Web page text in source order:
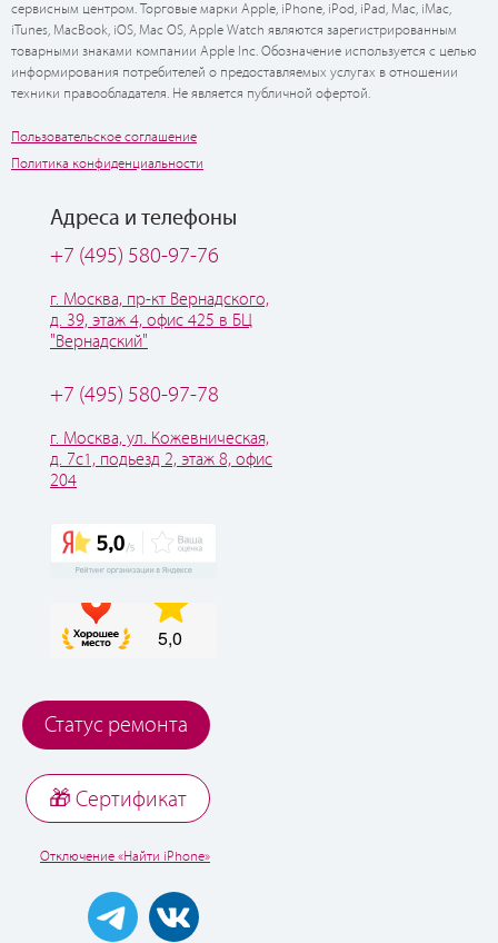
сервисным центром. Торговые марки Apple, iPhone, iPod, iPad, Mac, iMac,
iTunes, MacBook, iOS, Mac OS, Apple Watch являются зарегистрированным
товарными знаками компании Apple Inc. Обозначение используется с целью
информирования потребителей о предоставляемых услугах в отношении
техники правообладателя. Не является публичной офертой.
Пользовательское соглашение
Политика конфиденциальности
Адреса и телефоны
+7 (495) 580-97-76
г. Москва, пр-кт Вернадского,
д. 39, этаж 4, офис 425 в БЦ
"Вернадский"
+7 (495) 580-97-78
г. Москва, ул. Кожевническая,
д. 7с1, подьезд 2, этаж 8, офис
204
Статус ремонта
🎁 Cертификат
Отключение «Найти iPhone»